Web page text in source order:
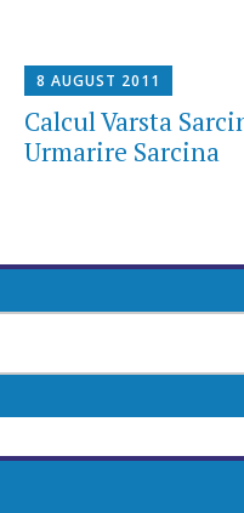
8 AUGUST 2011
Calcul Varsta
Urmarire Sarcina